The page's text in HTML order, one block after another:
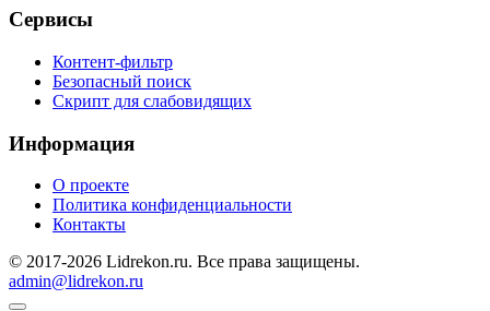
Сервисы
Контент-фильтр
Безопасный поиск
Скрипт для слабовидящих
Информация
О проекте
Политика конфиденциальности
Контакты
© 2017-2026 Lidrekon.ru. Все права защищены.
admin@lidrekon.ru